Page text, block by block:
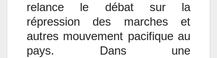
relance le débat sur la
répression des marches et
autres mouvement pacifique au
pays. Dans une